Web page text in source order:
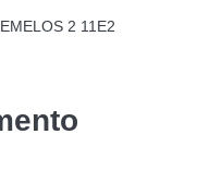
2 11E2